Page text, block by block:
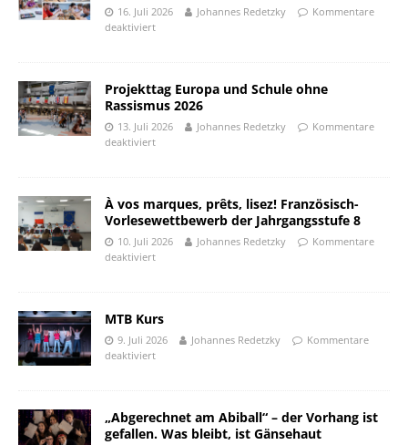
16. Juli 2026 Johannes Redetzky
Kommentare
deaktiviert
Projekttag Europa und Schule ohne
Rassismus 2026
13. Juli 2026 Johannes Redetzky
Kommentare
deaktiviert
À vos marques, prêts, lisez! Französisch-
Vorlesewettbewerb der Jahrgangsstufe 8
10. Juli 2026 Johannes Redetzky
Kommentare
deaktiviert
MTB Kurs
9. Juli 2026 Johannes Redetzky
Kommentare
deaktiviert
„Abgerechnet am Abiball“ – der Vorhang ist
gefallen. Was bleibt, ist Gänsehaut